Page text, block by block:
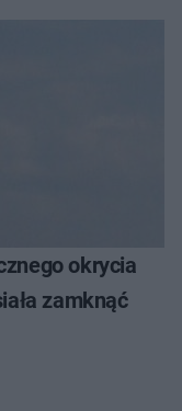
okrycia
zamknąć